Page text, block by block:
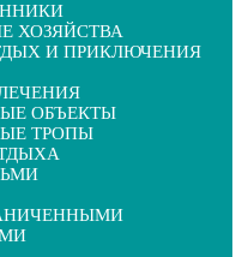
ХОЗЯЙСТВА
И ПРИКЛЮЧЕНИЯ
ОБЪЕКТЫ
ТРОПЫ